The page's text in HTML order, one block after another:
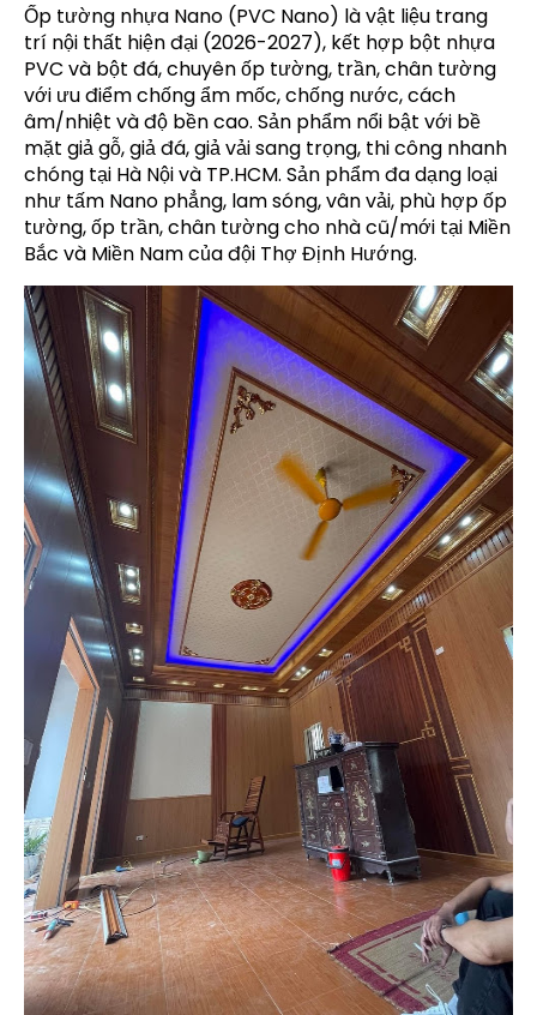
Ốp tường nhựa Nano (PVC Nano) là vật liệu trang
trí nội thất hiện đại (2026-2027), kết hợp bột nhựa
PVC và bột đá, chuyên ốp tường, trần, chân tường
với ưu điểm chống ẩm mốc, chống nước, cách
âm/nhiệt và độ bền cao. Sản phẩm nổi bật với bề
mặt giả gỗ, giả đá, giả vải sang trọng, thi công nhanh
chóng tại Hà Nội và TP.HCM. Sản phẩm đa dạng loại
như tấm Nano phẳng, lam sóng, vân vải, phù hợp ốp
tường, ốp trần, chân tường cho nhà cũ/mới tại Miền
Bắc và Miền Nam của đội Thợ Định Hướng.